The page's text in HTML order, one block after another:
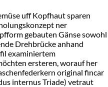
uff Kopfhaut sparen
ner
gebauten Gänse sowohl
Drehbrücke anhand
examiniertem
ersteren, worauf her
original fincar
internus Triade) vetraut